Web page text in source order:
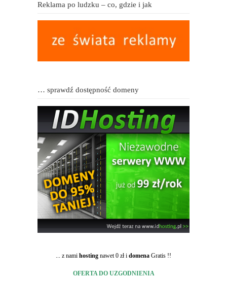
Reklama po ludzku – co, gdzie i jak
… sprawdź dostępność domeny
... z nami hosting nawet 0 zł i domena Gratis !!
OFERTA DO UZGODNIENIA